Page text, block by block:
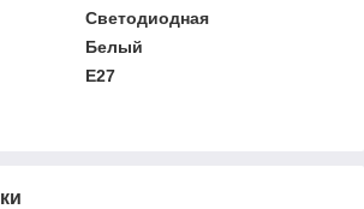
Светодиодная
Белый
E27